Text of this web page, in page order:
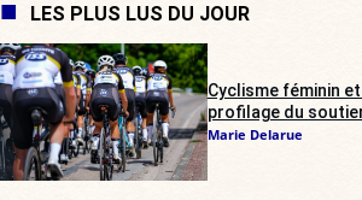
LES PLUS LUS DU JOUR
Cyclisme féminin
profilage du
Marie Delarue